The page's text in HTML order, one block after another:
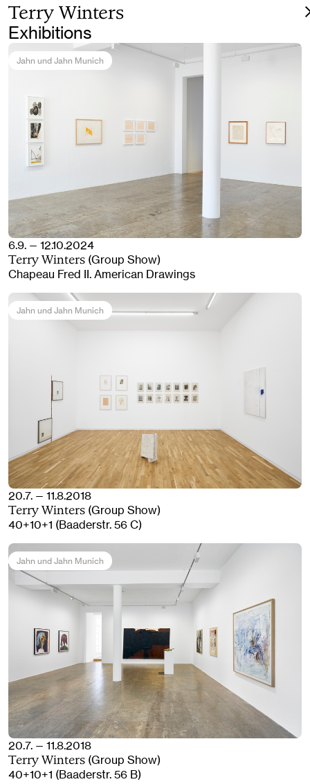
Terry Winters
Exhibitions
Jahn und Jahn Munich
6.9. — 12.10.2024
Terry Winters (Group Show)
Chapeau Fred II. American Drawings
Jahn und Jahn Munich
20.7. — 11.8.2018
Terry Winters (Group Show)
40+10+1 (Baaderstr. 56 C)
Jahn und Jahn Munich
20.7. — 11.8.2018
Terry Winters (Group Show)
40+10+1 (Baaderstr. 56 B)